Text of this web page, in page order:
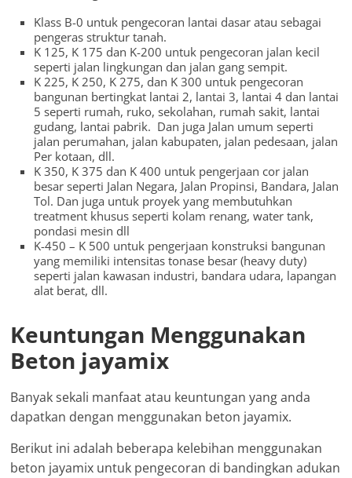
Klass B-0 untuk pengecoran lantai dasar atau sebagai
pengeras struktur tanah.
K 125, K 175 dan K-200 untuk pengecoran jalan kecil
seperti jalan lingkungan dan jalan gang sempit.
K 225, K 250, K 275, dan K 300 untuk pengecoran
bangunan bertingkat lantai 2, lantai 3, lantai 4 dan lantai
5 seperti rumah, ruko, sekolahan, rumah sakit, lantai
gudang, lantai pabrik. Dan juga Jalan umum seperti
jalan perumahan, jalan kabupaten, jalan pedesaan, jalan
Per kotaan, dll.
K 350, K 375 dan K 400 untuk pengerjaan cor jalan
besar seperti Jalan Negara, Jalan Propinsi, Bandara, Jalan
Tol. Dan juga untuk proyek yang membutuhkan
treatment khusus seperti kolam renang, water tank,
pondasi mesin dll
K-450 – K 500 untuk pengerjaan konstruksi bangunan
yang memiliki intensitas tonase besar (heavy duty)
seperti jalan kawasan industri, bandara udara, lapangan
alat berat, dll.
Keuntungan Menggunakan
Beton jayamix
Banyak sekali manfaat atau keuntungan yang anda
dapatkan dengan menggunakan beton jayamix.
Berikut ini adalah beberapa kelebihan menggunakan
beton jayamix untuk pengecoran di bandingkan adukan